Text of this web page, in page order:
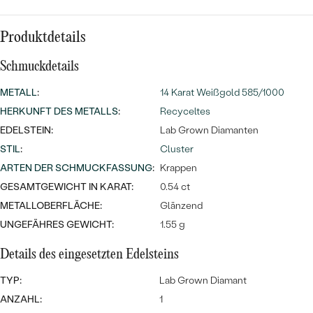
Wave Kollektion
NACH DER FORM
DIAMANTEN
Ohrrinnge
Personalisierte
Halsketten
ANSEHEN
Meistverkaufte
Ringe
ANSEHEN
Produktdetails
Schmuckdetails
METALL:
14 Karat Weißgold 585/1000
HERKUNFT DES METALLS:
Recyceltes
EDELSTEIN:
Lab Grown Diamanten
STIL:
Cluster
ARTEN DER SCHMUCKFASSUNG: Krappen
GESAMTGEWICHT IN KARAT:
0.54 ct
METALLOBERFLÄCHE:
Glänzend
UNGEFÄHRES GEWICHT:
1.55 g
Details des eingesetzten Edelsteins
TYP:
Lab Grown Diamant
ANZAHL:
1